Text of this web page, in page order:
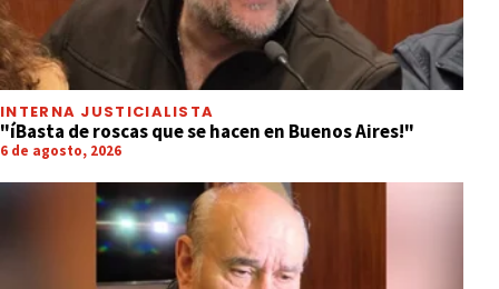
INTERNA JUSTICIALISTA
"íBasta de roscas que se hacen en Buenos Aires!"
6 de agosto, 2026